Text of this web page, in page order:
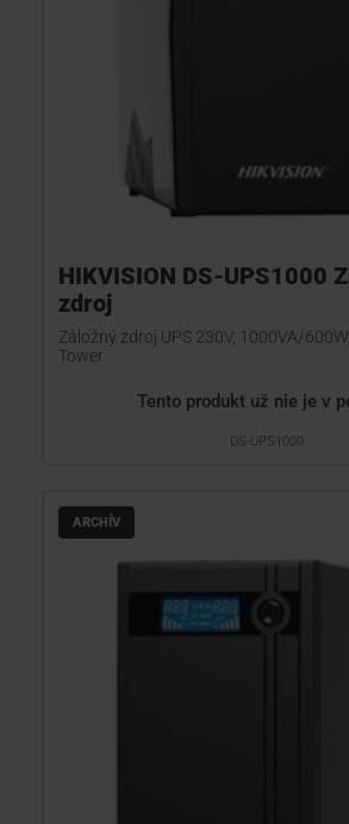
HIKVISION DS-UPS1000
zdroj
Záložný zdroj UPS 230V, 1000VA/
Tower
Tento produkt už nie je v
DS-UPS1000
ARCHÍV